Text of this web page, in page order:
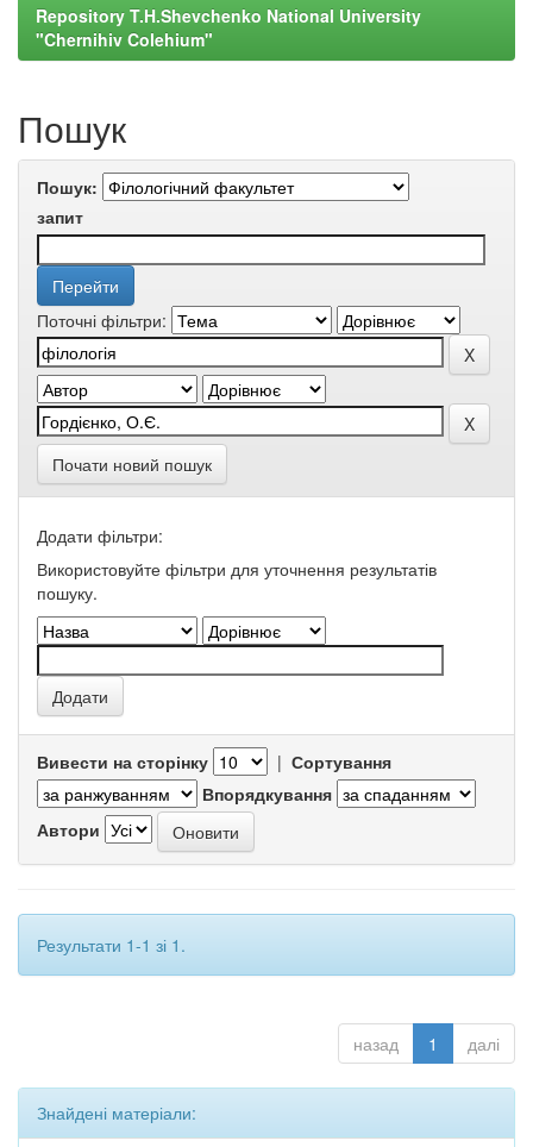
Repository T.H.Shevchenko National University
"Chernihiv Colehium"
Пошук
Пошук:
запит
Поточні фільтри:
Почати новий пошук
Додати фільтри:
Використовуйте фільтри для уточнення результатів
пошуку.
Вивести на сторінку | Сортування
Впорядкування
Автори
Результати 1-1 зі 1.
назад 1 далі
Знайдені матеріали: